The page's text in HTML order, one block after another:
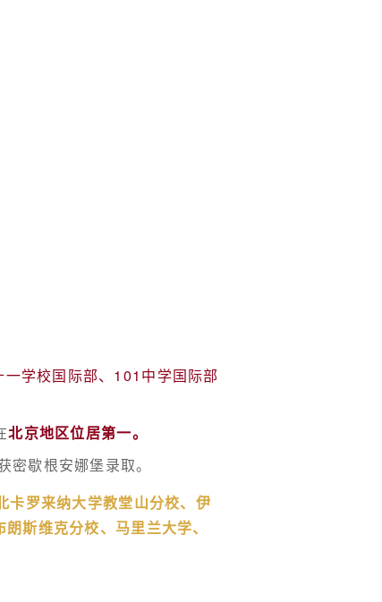
一学校国际部、101中学国际部
北京地区位居第一。
密歇根安娜堡录取。
卡罗来纳大学教堂山分校、伊
斯维克分校、马里兰大学、